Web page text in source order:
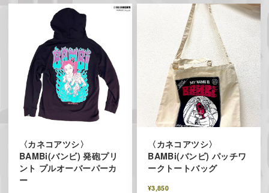
〈カネコアツシ〉
BAMBi(バンビ) 発砲プリ
ント プルオーバーパーカ
ー
〈カネコアツシ〉
BAMBi(バンビ) パッチワ
ークトートバッグ
¥3,850